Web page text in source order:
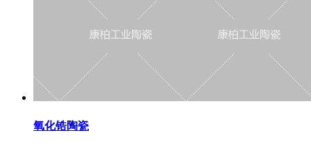
氧化锆陶瓷